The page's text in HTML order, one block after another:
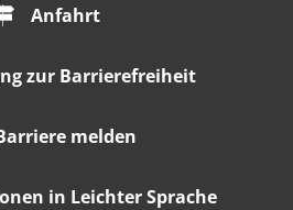
Anfahrt
zur Barrierefreiheit
melden
in Leichter Sprache